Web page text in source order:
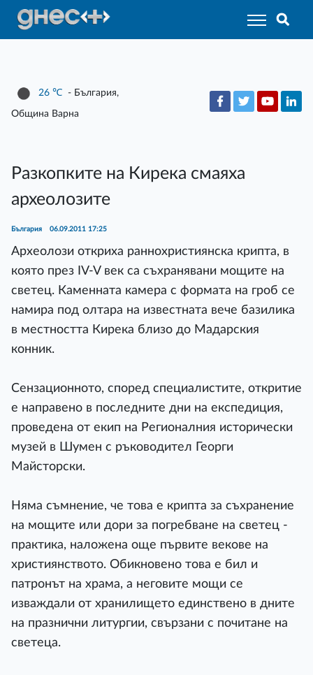
26 ℃ - България,
Община Варна
Разкопките на Кирека смаяха
археолозите
България 06.09.2011 17:25
Археолози откриха раннохристиянска крипта, в
която през IV-V век са съхранявани мощите на
светец. Каменната камера с формата на гроб се
намира под олтара на известната вече базилика
в местността Кирека близо до Мадарския
конник.
Сензационното, според специалистите, откритие
е направено в последните дни на експедиция,
проведена от екип на Регионалния исторически
музей в Шумен с ръководител Георги
Майсторски.
Няма съмнение, че това е крипта за съхранение
на мощите или дори за погребване на светец -
практика, наложена още първите векове на
християнството. Обикновено това e бил и
патронът на храма, а неговите мощи се
изваждали от хранилището единствено в дните
на празнични литургии, свързани с почитане на
светеца.